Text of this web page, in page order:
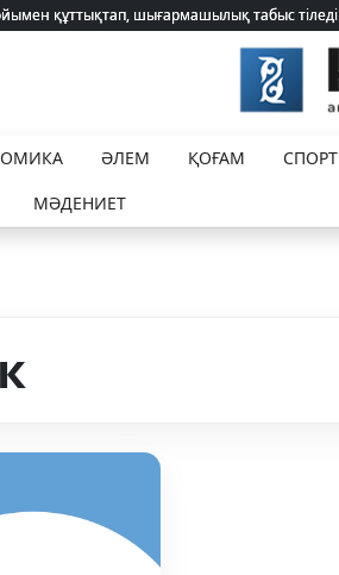
құттықтап, шығармашылық табыс тіледі
құттықтап, шығармашылық табыс тіледі
ӘЛЕМ ҚОҒАМ СПОРТ
МӘДЕНИЕТ